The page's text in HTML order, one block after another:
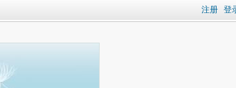
注册 登